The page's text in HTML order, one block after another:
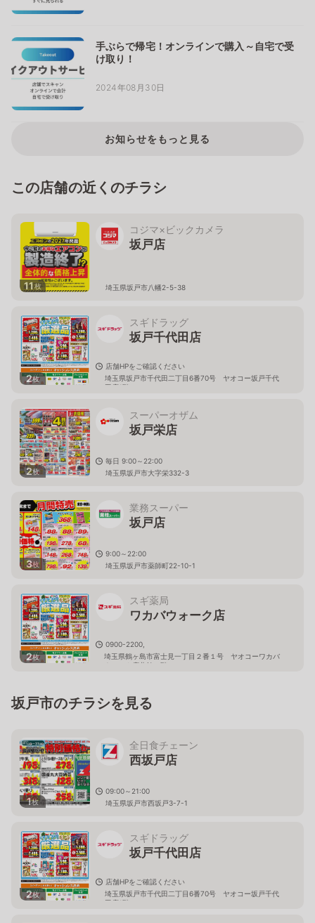
手ぶらで帰宅！オンラインで購入～自宅で受
け取り！
2024年08月30日
お知らせをもっと見る
この店舗の近くのチラシ
11枚
コジマ×ビックカメラ
坂戸店
埼玉県坂戸市八幡2-5-38
2枚
スギドラッグ
坂戸千代田店
店舗HPをご確認ください
埼玉県坂戸市千代田二丁目6番70号 ヤオコー坂戸千代
田店1階
2枚
スーパーオザム
坂戸栄店
毎日 9:00～22:00
埼玉県坂戸市大字栄332-3
3枚
業務スーパー
坂戸店
9:00～22:00
埼玉県坂戸市薬師町22-10-1
2枚
スギ薬局
ワカバウォーク店
0900-2200,
埼玉県鶴ヶ島市富士見一丁目２番１号 ヤオコーワカバ
ウォーク店北館１階
坂戸市のチラシを見る
1枚
全日食チェーン
西坂戸店
09:00～21:00
埼玉県坂戸市西坂戸3-7-1
2枚
スギドラッグ
坂戸千代田店
店舗HPをご確認ください
埼玉県坂戸市千代田二丁目6番70号 ヤオコー坂戸千代
田店1階